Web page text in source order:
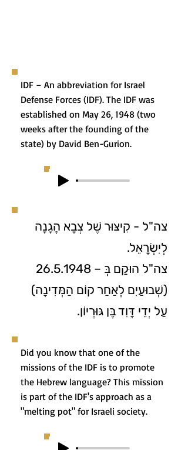
IDF – An abbreviation for Israel
Defense Forces (IDF). The IDF was
established on May 26, 1948 (two
weeks after the founding of the
state) by David Ben-Gurion.
צה"ל - קִיצּוּר שֶׁל צְבָא הֲגָנָה
לְיִשְׂרָאֵל.
צה"ל הוּקַם בְּ – 26.5.1948
(שְׁבוּעַיִם לְאַחַר קוֺם הַמְּדִינָה)
עַל יְדֵי דָּוִד בֶּן גּוּרְיוֹן.
Did you know that one of the
missions of the IDF is to promote
the Hebrew language? This mission
is part of the IDF's approach as a
"melting pot" for Israeli society.